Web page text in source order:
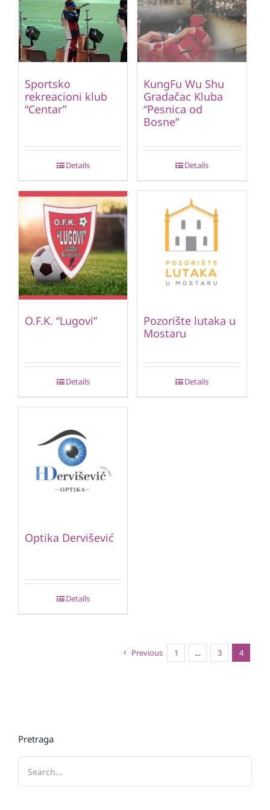
Sportsko
rekreacioni klub
“Centar”
Details
KungFu Wu Shu
Gradačac Kluba
“Pesnica od
Bosne”
Details
O.F.K. “Lugovi”
Details
Pozorište lutaka u
Mostaru
Details
Optika Dervišević
Details
Previous 1 … 3 4
Pretraga